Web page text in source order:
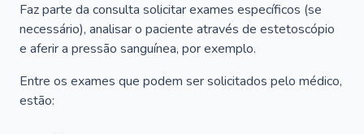
Faz parte da consulta solicitar exames específicos (se
necessário), analisar o paciente através de estetoscópio
e aferir a pressão sanguínea, por exemplo.
Entre os exames que podem ser solicitados pelo médico,
estão: